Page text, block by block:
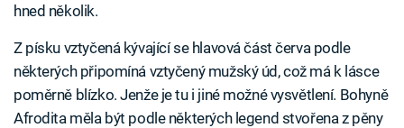
hned několik.
Z písku vztyčená kývající se hlavová část červa podle
některých připomíná vztyčený mužský úd, což má k lásce
poměrně blízko. Jenže je tu i jiné možné vysvětlení. Bohyně
Afrodita měla být podle některých legend stvořena z pěny